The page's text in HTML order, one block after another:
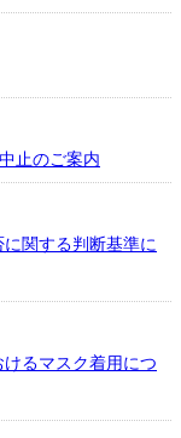
止のご案内
関する判断基準に
けるマスク着用につ